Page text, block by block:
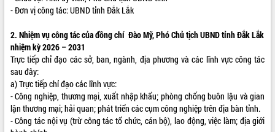
- Đơn vị công tác: UBND tỉnh Đắk Lắk
2. Nhiệm vụ công tác của đồng chí Đào Mỹ, Phó Chủ tịch UBND tỉnh Đắk Lắk
nhiệm kỳ 2026 – 2031
Trực tiếp chỉ đạo các sở, ban, ngành, địa phương và các lĩnh vực công tác
sau đây:
a) Trực tiếp chỉ đạo các lĩnh vực:
- Công nghiệp, thương mại, xuất nhập khẩu; phòng chống buôn lậu và gian
lận thương mại; hải quan; phát triển các cụm công nghiệp trên địa bàn tỉnh.
- Công tác nội vụ (trừ công tác tổ chức, cán bộ), lao động, việc làm; địa giới